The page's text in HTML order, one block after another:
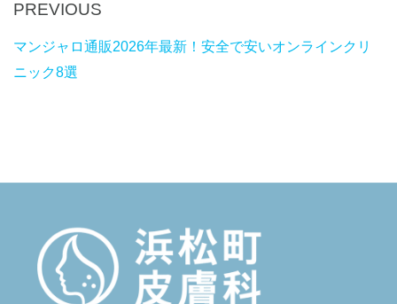
Post
navigation
P
s
PREVIOUS
マンジャロ通販2026年最新！安全で安いオンラインクリ
ニック8選